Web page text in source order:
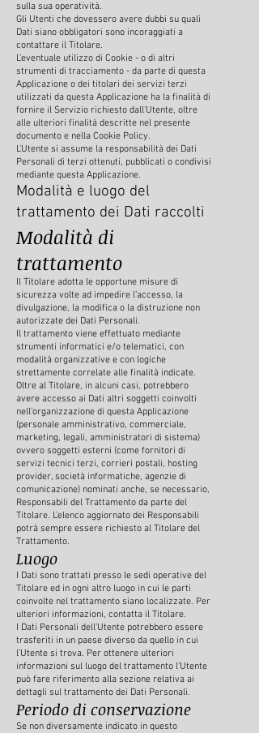
sulla sua operatività.
Gli Utenti che dovessero avere dubbi su quali
Dati siano obbligatori sono incoraggiati a
contattare il Titolare.
L’eventuale utilizzo di Cookie - o di altri
strumenti di tracciamento - da parte di questa
Applicazione o dei titolari dei servizi terzi
utilizzati da questa Applicazione ha la finalità di
fornire il Servizio richiesto dall'Utente, oltre
alle ulteriori finalità descritte nel presente
documento e nella Cookie Policy.
L'Utente si assume la responsabilità dei Dati
Personali di terzi ottenuti, pubblicati o condivisi
mediante questa Applicazione.
Modalità e luogo del
trattamento dei Dati raccolti
Modalità di
trattamento
Il Titolare adotta le opportune misure di
sicurezza volte ad impedire l’accesso, la
divulgazione, la modifica o la distruzione non
autorizzate dei Dati Personali.
Il trattamento viene effettuato mediante
strumenti informatici e/o telematici, con
modalità organizzative e con logiche
strettamente correlate alle finalità indicate.
Oltre al Titolare, in alcuni casi, potrebbero
avere accesso ai Dati altri soggetti coinvolti
nell’organizzazione di questa Applicazione
(personale amministrativo, commerciale,
marketing, legali, amministratori di sistema)
ovvero soggetti esterni (come fornitori di
servizi tecnici terzi, corrieri postali, hosting
provider, società informatiche, agenzie di
comunicazione) nominati anche, se necessario,
Responsabili del Trattamento da parte del
Titolare. L’elenco aggiornato dei Responsabili
potrà sempre essere richiesto al Titolare del
Trattamento.
Luogo
I Dati sono trattati presso le sedi operative del
Titolare ed in ogni altro luogo in cui le parti
coinvolte nel trattamento siano localizzate. Per
ulteriori informazioni, contatta il Titolare.
I Dati Personali dell’Utente potrebbero essere
trasferiti in un paese diverso da quello in cui
l’Utente si trova. Per ottenere ulteriori
informazioni sul luogo del trattamento l’Utente
può fare riferimento alla sezione relativa ai
dettagli sul trattamento dei Dati Personali.
Periodo di conservazione
Se non diversamente indicato in questo